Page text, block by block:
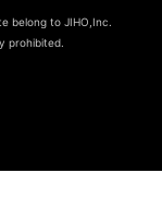
belong to JIHO,Inc.
prohibited.